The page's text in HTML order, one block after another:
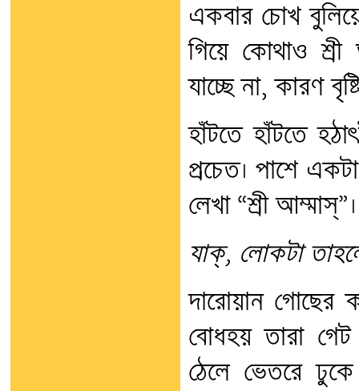
একবার চোখ
গিয়ে কোথাও
যাচ্ছে না, কারণ
হাঁটতে হাঁটতে
প্রচেত। পাশে
লেখা “শ্রী আম্মাস্”।
যাক্, লোকটা
দারোয়ান গোছের
বোধহয় তারা গেট
ঠেলে ভেতরে